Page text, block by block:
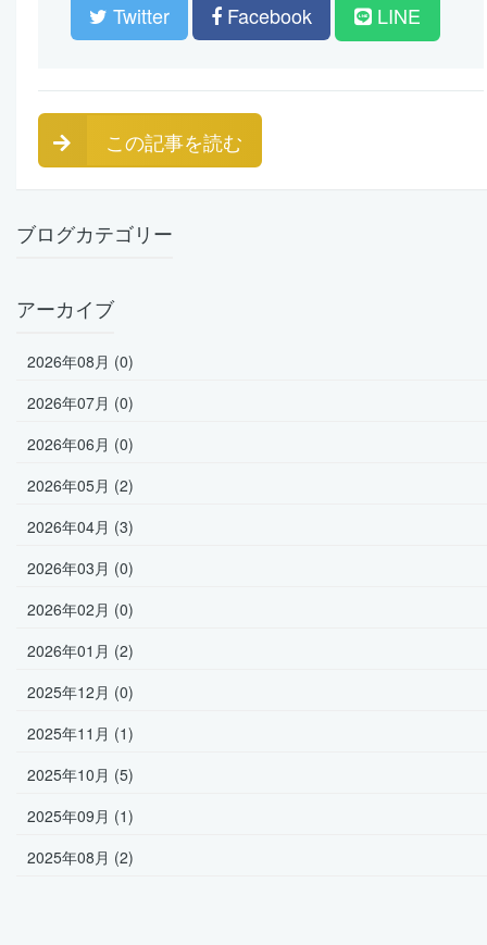
Twitter Facebook LINE
この記事を読む
ブログカテゴリー
アーカイブ
2026年08月 (0)
2026年07月 (0)
2026年06月 (0)
2026年05月 (2)
2026年04月 (3)
2026年03月 (0)
2026年02月 (0)
2026年01月 (2)
2025年12月 (0)
2025年11月 (1)
2025年10月 (5)
2025年09月 (1)
2025年08月 (2)